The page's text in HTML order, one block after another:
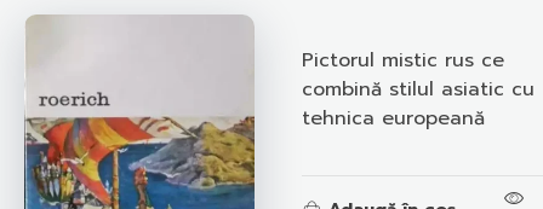
Pictorul mistic rus ce
combină stilul asiatic cu
tehnica europeană